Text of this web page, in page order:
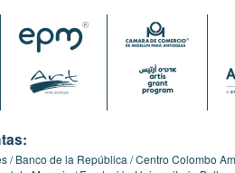
Banco de la República Centro Colombo